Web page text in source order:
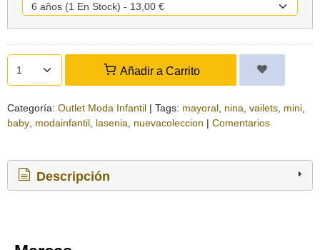
Añadir a Carrito
Categoría: Outlet Moda Infantil | Tags: mayoral nina vailets mini
baby modainfantil lasenia nuevacoleccion | Comentarios
Descripción